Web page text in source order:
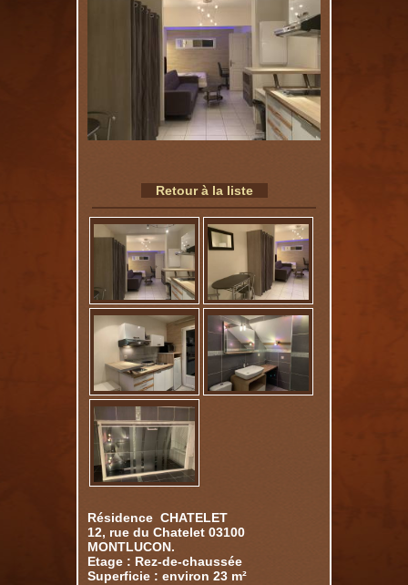
Retour à la liste
Résidence CHATELET
12, rue du Chatelet 03100
MONTLUCON.
Etage : Rez-de-chaussée
Superficie : environ 23 m²